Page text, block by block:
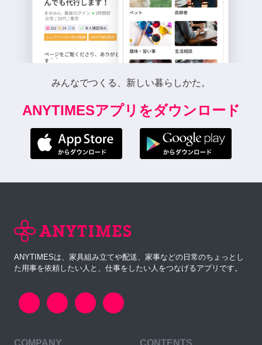
みんなでつくる、新しい暮らしかた。
ANYTIMESアプリをダウンロード
ANYTIMESは、家具組み立てや配送、家事などの日常のちょっとし
た用事を依頼したい人と、仕事をしたい人をつなげるアプリです。
COMPANY CONTENTS